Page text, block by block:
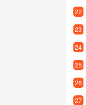
22
23
24
25
26
27